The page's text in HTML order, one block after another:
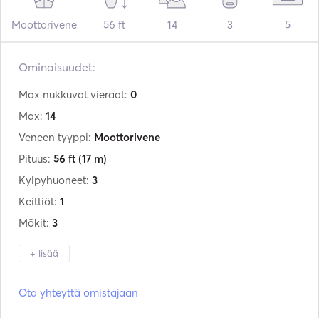
Moottorivene 56 ft 14 3 5
Ominaisuudet:
Max nukkuvat vieraat: 0
Max: 14
Veneen tyyppi: Moottorivene
Pituus: 56 ft (17 m)
Kylpyhuoneet: 3
Keittiöt: 1
Mökit: 3
+ lisää
Ota yhteyttä omistajaan